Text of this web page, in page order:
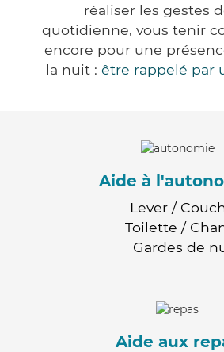
réaliser les gestes
quotidienne, vous tenir
encore pour une
la nuit : être rappelé par
Aide à
Lever /
Toilette /
Gardes de
Aide aux